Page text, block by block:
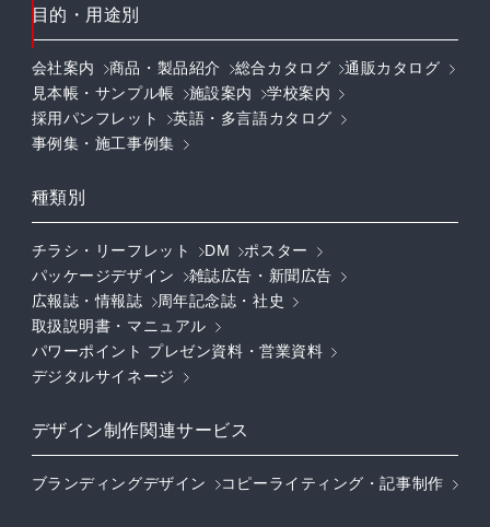
目的・用途別
会社案内 商品・製品紹介 総合カタログ
通販カタログ
見本帳・サンプル帳
施設案内
学校案内
採用パンフレット
英語・多言語カタログ
事例集・施工事例集
種類別
チラシ・リーフレット DM
ポスター
パッケージデザイン
雑誌広告・新聞広告
広報誌・情報誌
周年記念誌・社史
取扱説明書・マニュアル
パワーポイント プレゼン資料・営業資料
デジタルサイネージ
デザイン制作関連サービス
ブランディングデザイン コピーライティング・記事制作